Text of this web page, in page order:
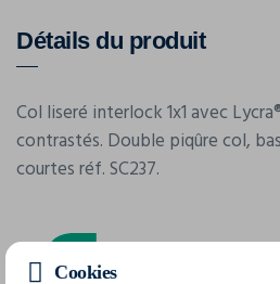
Détails du produit
Col liseré interlock 1x1 avec
contrastés. Double piqûre col,
courtes réf. SC237.
Cookies